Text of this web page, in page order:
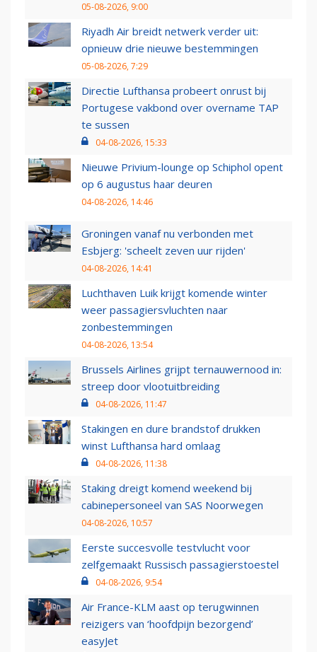
05-08-2026, 9:00
Riyadh Air breidt netwerk verder uit:
opnieuw drie nieuwe bestemmingen
05-08-2026, 7:29
Directie Lufthansa probeert onrust bij
Portugese vakbond over overname TAP
te sussen
04-08-2026, 15:33
Nieuwe Privium-lounge op Schiphol opent
op 6 augustus haar deuren
04-08-2026, 14:46
Groningen vanaf nu verbonden met
Esbjerg: 'scheelt zeven uur rijden'
04-08-2026, 14:41
Luchthaven Luik krijgt komende winter
weer passagiersvluchten naar
zonbestemmingen
04-08-2026, 13:54
Brussels Airlines grijpt ternauwernood in:
streep door vlootuitbreiding
04-08-2026, 11:47
Stakingen en dure brandstof drukken
winst Lufthansa hard omlaag
04-08-2026, 11:38
Staking dreigt komend weekend bij
cabinepersoneel van SAS Noorwegen
04-08-2026, 10:57
Eerste succesvolle testvlucht voor
zelfgemaakt Russisch passagierstoestel
04-08-2026, 9:54
Air France-KLM aast op terugwinnen
reizigers van ‘hoofdpijn bezorgend’
easyJet